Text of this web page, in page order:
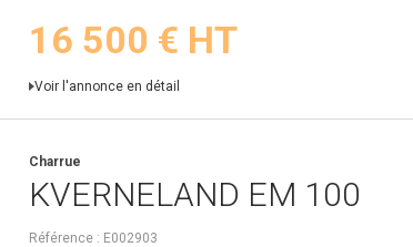
16 500 € HT
Voir l'annonce en détail
KVERNELAND EM 100
Charrue
Référence
E002903